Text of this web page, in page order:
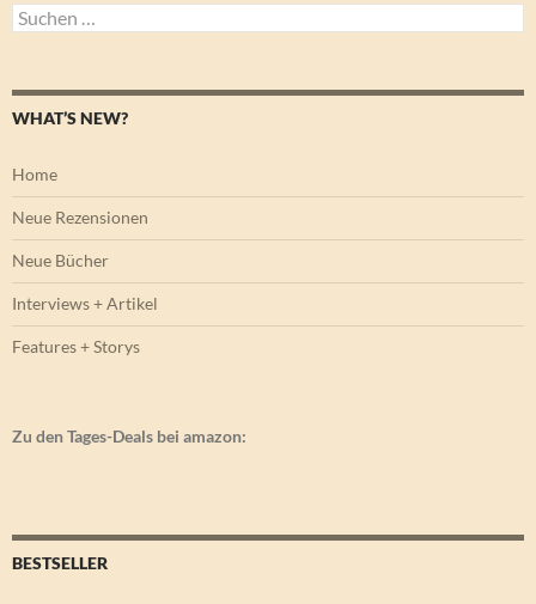
Suchen
nach:
WHAT’S NEW?
Home
Neue Rezensionen
Neue Bücher
Interviews + Artikel
Features + Storys
Zu den Tages-Deals bei amazon:
BESTSELLER